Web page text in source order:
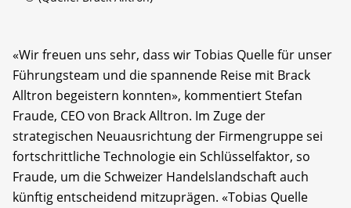
«Wir freuen uns sehr, dass wir Tobias Quelle für unser
Führungsteam und die spannende Reise mit Brack
Alltron begeistern konnten», kommentiert Stefan
Fraude, CEO von Brack Alltron. Im Zuge der
strategischen Neuausrichtung der Firmengruppe sei
fortschrittliche Technologie ein Schlüsselfaktor, so
Fraude, um die Schweizer Handelslandschaft auch
künftig entscheidend mitzuprägen. «Tobias Quelle